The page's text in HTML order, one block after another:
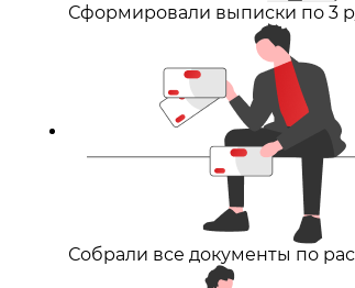
Сформировали выписки по 3
Собрали все документы по